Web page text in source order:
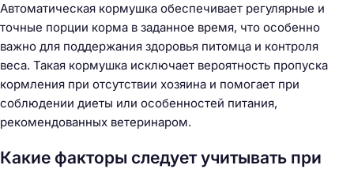
Автоматическая кормушка обеспечивает регулярные и
точные порции корма в заданное время, что особенно
важно для поддержания здоровья питомца и контроля
веса. Такая кормушка исключает вероятность пропуска
кормления при отсутствии хозяина и помогает при
соблюдении диеты или особенностей питания,
рекомендованных ветеринаром.
Какие факторы следует учитывать при